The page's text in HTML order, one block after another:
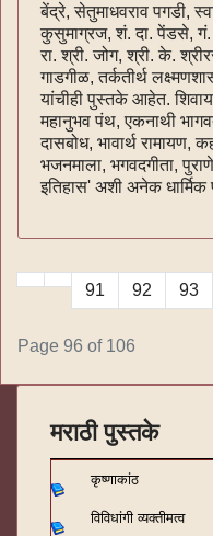
बेंद्रे, सेतुमाधवराव पगडी,
कुसुमाग्रज, शं. दा. पेंडसे, गं.
रा. श्री. जोग, श्री. के.
गाडगीळ, तर्कतीर्थ
यांचीही पुस्तके आहेत.
महानुभव पंथ, एकनाथी
दासबोध, भावार्थ रामायण,
भजनमाला, भगवदगीता,
इतिहास' अशी अनेक
91 92 93
Page 96 of 106
मराठी पुस्तके
कृष्णाकांठ
विविधांगी व्यक्तीमत्व